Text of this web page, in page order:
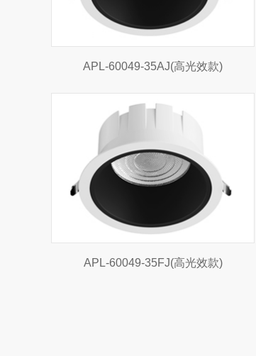
APL-60049-35AJ(高光效款)
APL-60049-35FJ(高光效款)